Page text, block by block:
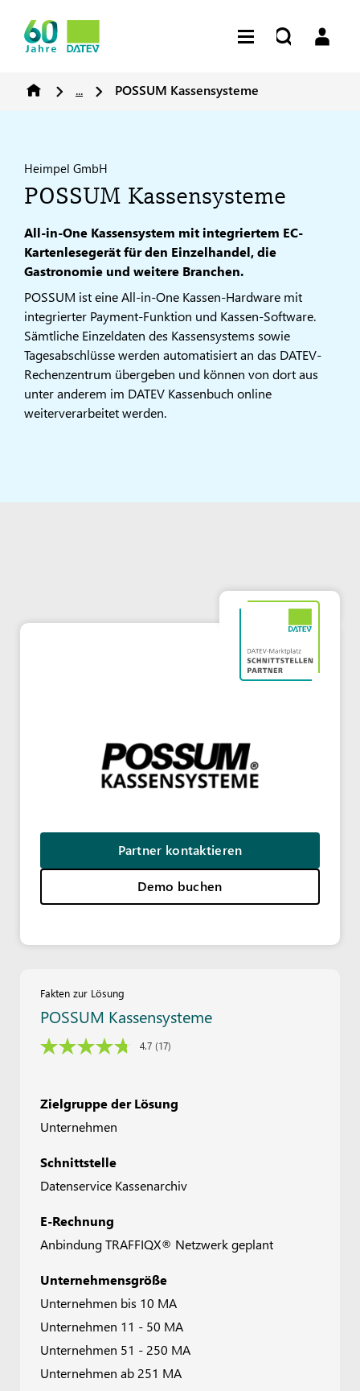
... POSSUM Kassensysteme
Heimpel GmbH
POSSUM Kassensysteme
All-in-One Kassensystem mit integriertem EC-
Kartenlesegerät für den Einzelhandel, die
Gastronomie und weitere Branchen.
POSSUM ist eine All-in-One Kassen-Hardware mit
integrierter Payment-Funktion und Kassen-Software.
Sämtliche Einzeldaten des Kassensystems sowie
Tagesabschlüsse werden automatisiert an das DATEV-
Rechenzentrum übergeben und können von dort aus
unter anderem im DATEV Kassenbuch online
weiterverarbeitet werden.
Partner kontaktieren
Demo buchen
Fakten zur Lösung
POSSUM Kassensysteme
4.7 (17)
Zielgruppe der Lösung
Unternehmen
Schnittstelle
Datenservice Kassenarchiv
E-Rechnung
Anbindung TRAFFIQX® Netzwerk geplant
Unternehmensgröße
Unternehmen bis 10 MA
Unternehmen 11 - 50 MA
Unternehmen 51 - 250 MA
Unternehmen ab 251 MA